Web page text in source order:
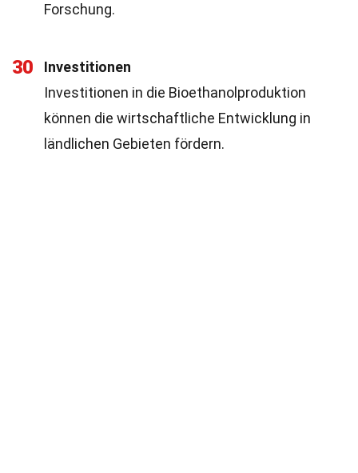
Forschung.
30
Investitionen
Investitionen in die Bioethanolproduktion
können die wirtschaftliche Entwicklung in
ländlichen Gebieten fördern.